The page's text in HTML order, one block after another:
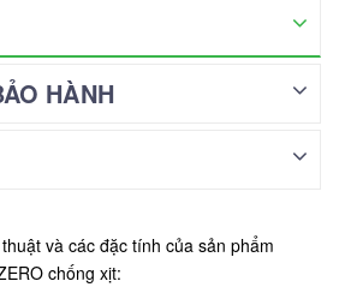
HÀNH
và các đặc tính của sản phẩm
chống xịt: